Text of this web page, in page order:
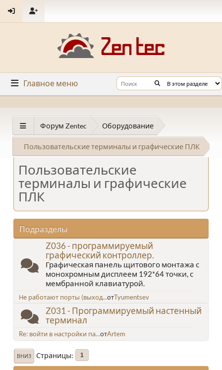
Главное меню
Форум Zentec Оборудование
Пользовательские терминалы и графические ПЛК
Пользовательские
терминалы и графические
ПЛК
Подразделы
Z036 - программируемый
графический контроллер.
Графическая панель щитового монтажа с
монохромным дисплеем 192*64 точки, с
мембранной клавиатурой.
Не работают порты (выход...отTyumentsev
Z031 - Программируемый настенный
терминал
Re: войти в настройки па...отArtem
ВНИЗ Страницы 1